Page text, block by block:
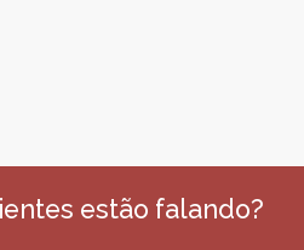
estão falando?